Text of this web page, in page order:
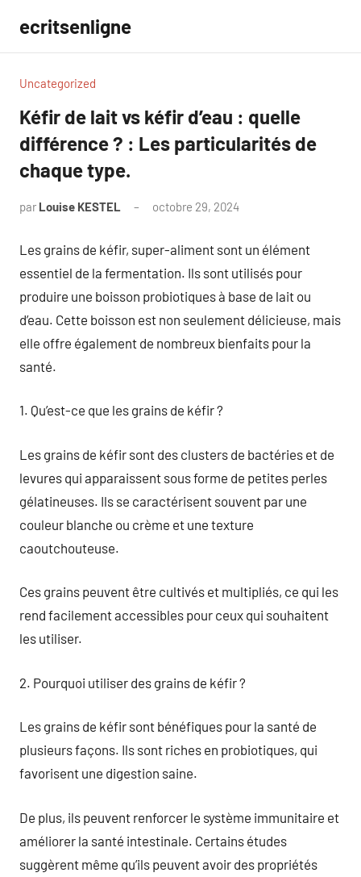
contenu
ecritsenligne
Uncategorized
Kéfir de lait vs kéfir d’eau : quelle
différence ? : Les particularités de
chaque type.
par Louise KESTEL octobre 29, 2024
Les grains de kéfir, super-aliment sont un élément
essentiel de la fermentation. Ils sont utilisés pour
produire une boisson probiotiques à base de lait ou
d’eau. Cette boisson est non seulement délicieuse, mais
elle offre également de nombreux bienfaits pour la
santé.
1. Qu’est-ce que les grains de kéfir ?
Les grains de kéfir sont des clusters de bactéries et de
levures qui apparaissent sous forme de petites perles
gélatineuses. Ils se caractérisent souvent par une
couleur blanche ou crème et une texture
caoutchouteuse.
Ces grains peuvent être cultivés et multipliés, ce qui les
rend facilement accessibles pour ceux qui souhaitent
les utiliser.
2. Pourquoi utiliser des grains de kéfir ?
Les grains de kéfir sont bénéfiques pour la santé de
plusieurs façons. Ils sont riches en probiotiques, qui
favorisent une digestion saine.
De plus, ils peuvent renforcer le système immunitaire et
améliorer la santé intestinale. Certains études
suggèrent même qu’ils peuvent avoir des propriétés